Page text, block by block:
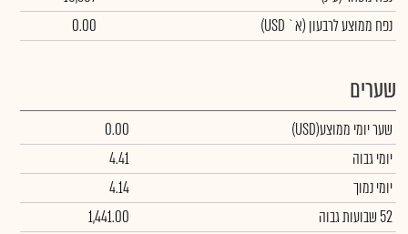
נפח ממוצע לרבעון (א` USD)
0.00
שערים
שער יומי ממוצע(USD)
0.00
יומי גבוה
4.41
יומי נמוך
4.14
52 שבועות גבוה
1,441.00